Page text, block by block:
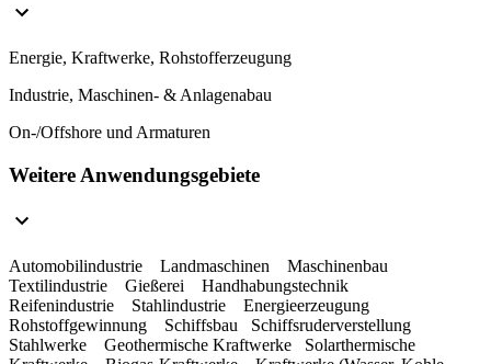
Energie, Kraftwerke, Rohstofferzeugung ­
Industrie, Maschinen- & Anlagenabau
On-/Offshore und Armaturen
Weitere Anwendungsgebiete
Automobilindustrie Landmaschinen Maschinenbau
Textilindustrie Gießerei Handhabungstechnik
Reifenindustrie Stahlindustrie Energieerzeugung
Rohstoffgewinnung Schiffsbau Schiffsruderverstellung
Stahlwerke Geothermische Kraftwerke Solarthermische